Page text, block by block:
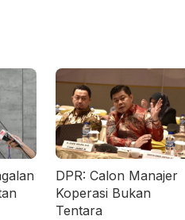
DPR: Calon Manajer
Koperasi Bukan
Tentara